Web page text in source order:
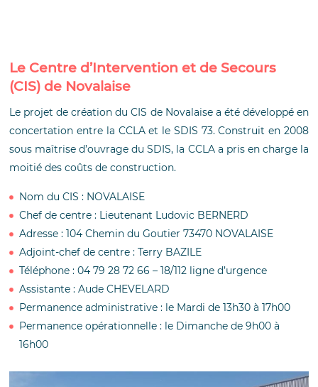
Le Centre d’Intervention et de Secours
(CIS) de Novalaise
Le projet de création du CIS de Novalaise a été développé en
concertation entre la CCLA et le SDIS 73. Construit en 2008
sous maîtrise d’ouvrage du SDIS, la CCLA a pris en charge la
moitié des coûts de construction.
Nom du CIS : NOVALAISE
Chef de centre : Lieutenant Ludovic BERNERD
Adresse : 104 Chemin du Goutier 73470 NOVALAISE
Adjoint-chef de centre : Terry BAZILE
Téléphone : 04 79 28 72 66 – 18/112 ligne d’urgence
Assistante : Aude CHEVELARD
Permanence administrative : le Mardi de 13h30 à 17h00
Permanence opérationnelle : le Dimanche de 9h00 à
16h00